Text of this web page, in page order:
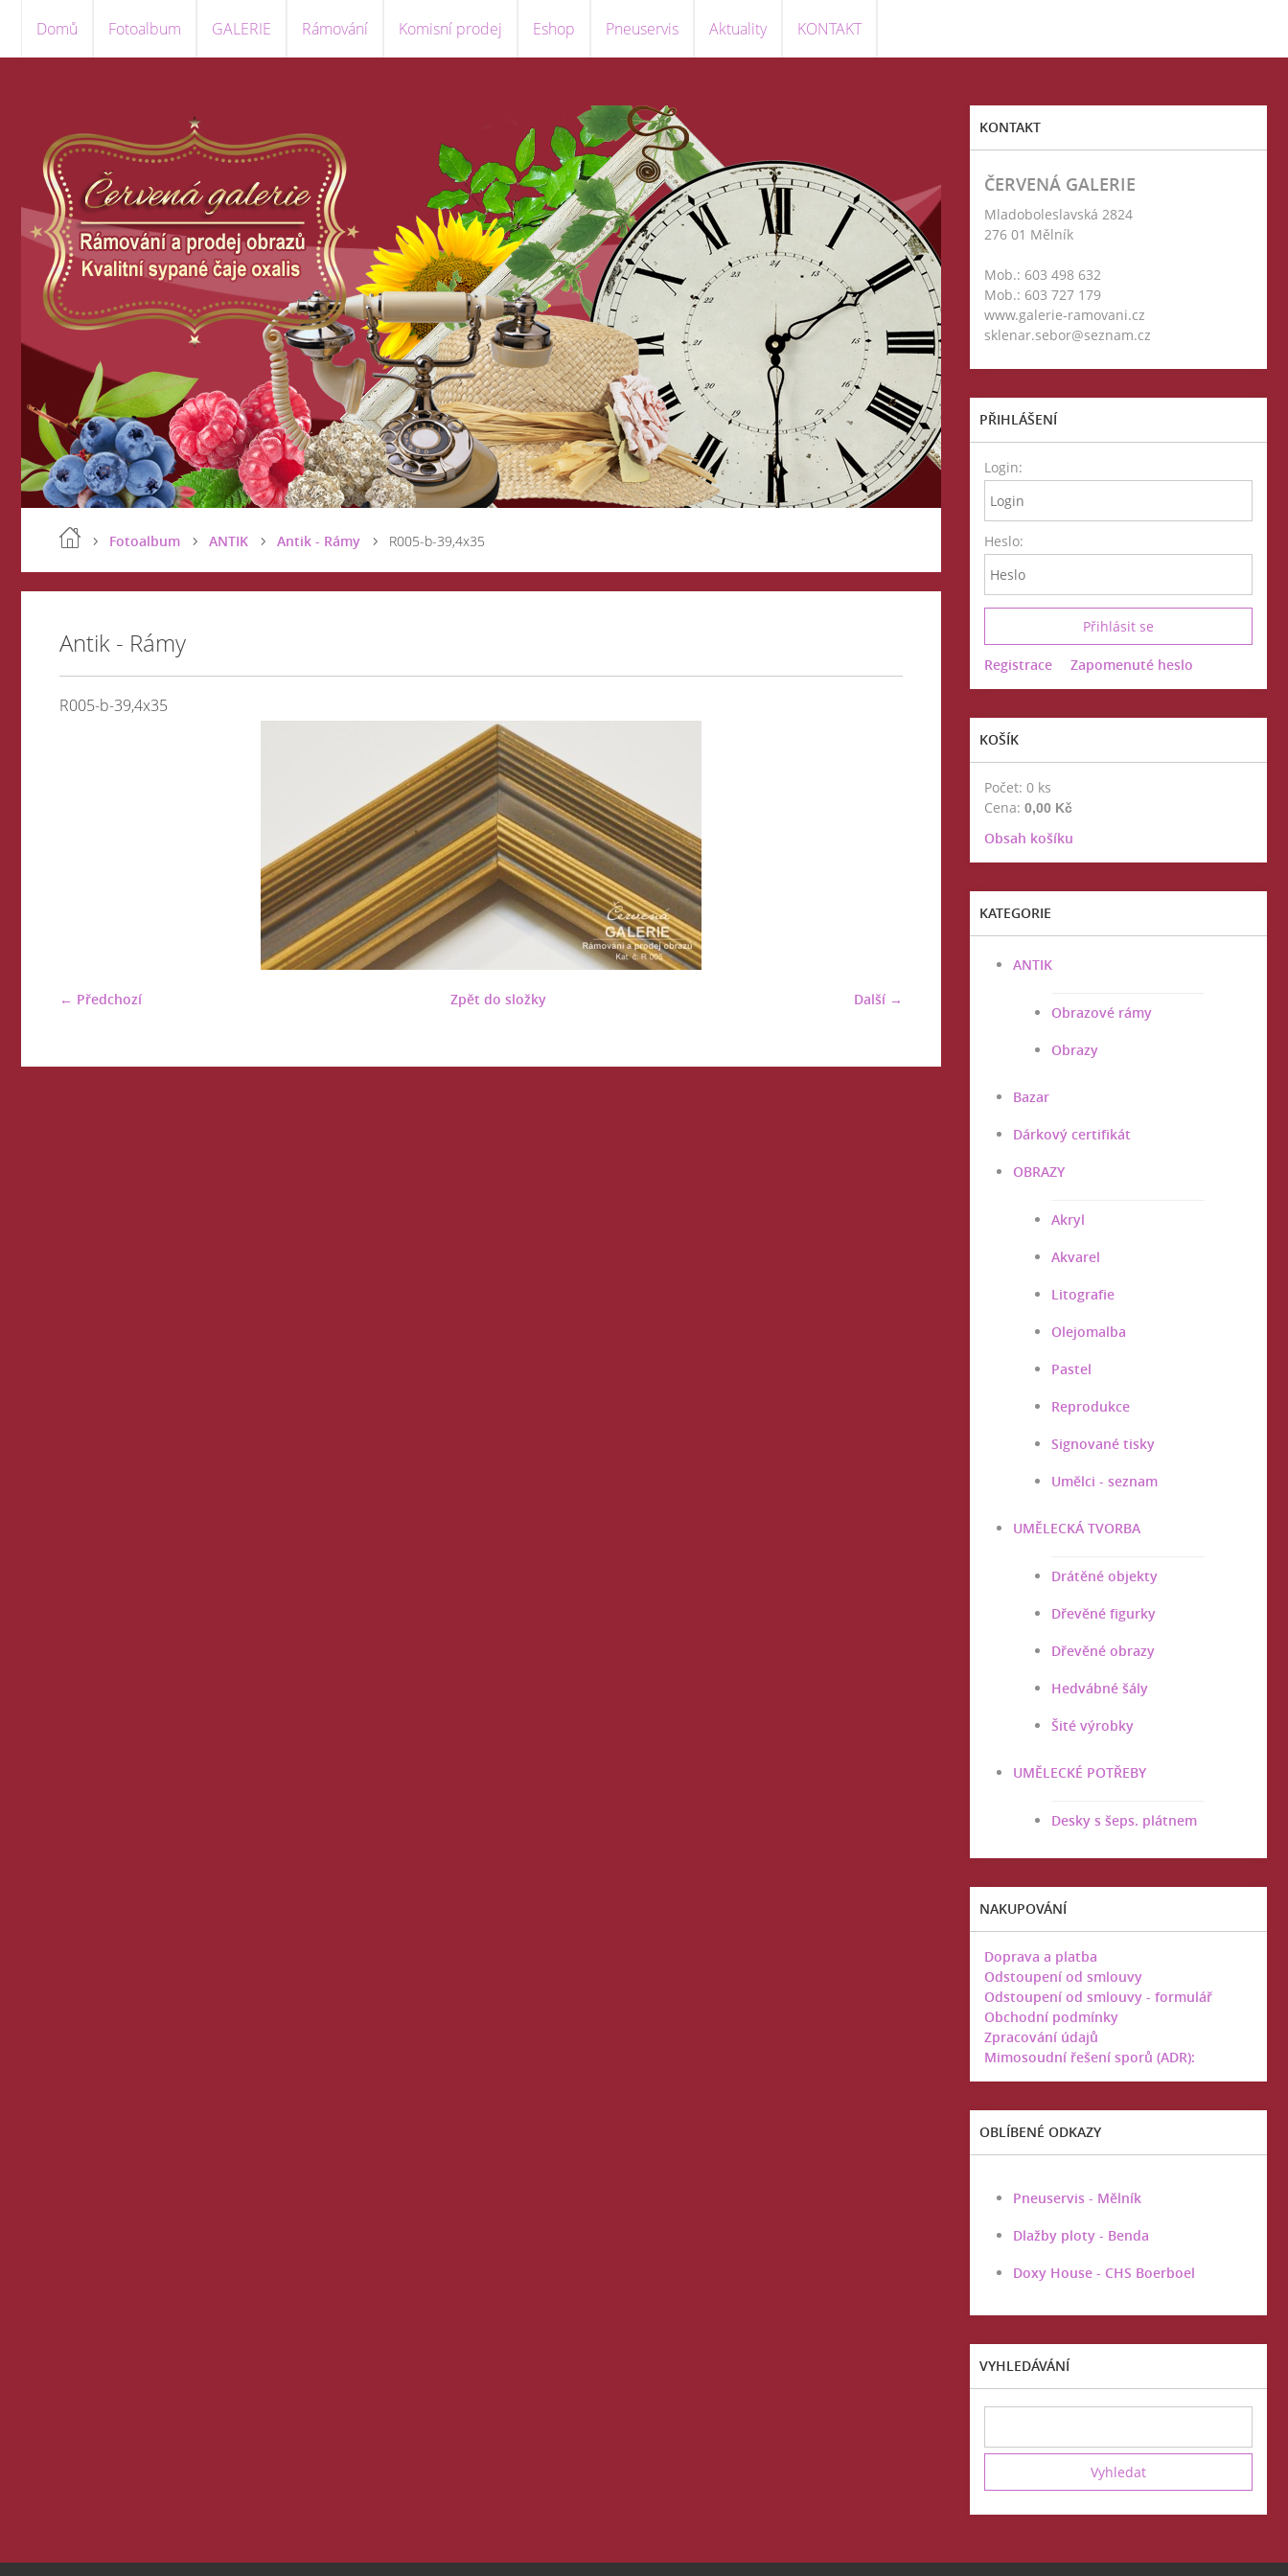
Domů Fotoalbum GALERIE Rámování Komisní prodej Eshop Pneuservis Aktuality KONTAKT
Fotoalbum ANTIK Antik - Rámy R005-b-39,4x35
Antik - Rámy
R005-b-39,4x35
← Předchozí Další →
Zpět do složky
KONTAKT
ČERVENÁ GALERIE
Mladoboleslavská 2824
276 01 Mělník
Mob.: 603 498 632
Mob.: 603 727 179
www.galerie-ramovani.cz
sklenar.sebor@seznam.cz
PŘIHLÁŠENÍ
Login:
Heslo:
Registrace Zapomenuté heslo
KOŠÍK
Počet: 0 ks
Cena: 0,00 Kč
Obsah košíku
KATEGORIE
ANTIK
Obrazové rámy
Obrazy
Bazar
Dárkový certifikát
OBRAZY
Akryl
Akvarel
Litografie
Olejomalba
Pastel
Reprodukce
Signované tisky
Umělci - seznam
UMĚLECKÁ TVORBA
Drátěné objekty
Dřevěné figurky
Dřevěné obrazy
Hedvábné šály
Šité výrobky
UMĚLECKÉ POTŘEBY
Desky s šeps. plátnem
NAKUPOVÁNÍ
Doprava a platba
Odstoupení od smlouvy
Odstoupení od smlouvy - formulář
Obchodní podmínky
Zpracování údajů
Mimosoudní řešení sporů (ADR):
OBLÍBENÉ ODKAZY
Pneuservis - Mělník
Dlažby ploty - Benda
Doxy House - CHS Boerboel
VYHLEDÁVÁNÍ